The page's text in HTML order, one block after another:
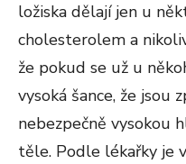
ložiska dělají jen u
cholesterolem a
že pokud se už u
vysoká šance, že jsou
nebezpečně vysokou
těle. Podle lékařky je